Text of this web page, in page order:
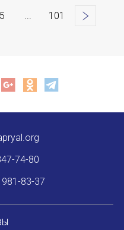
5 ... 101 >
74-80
83-37